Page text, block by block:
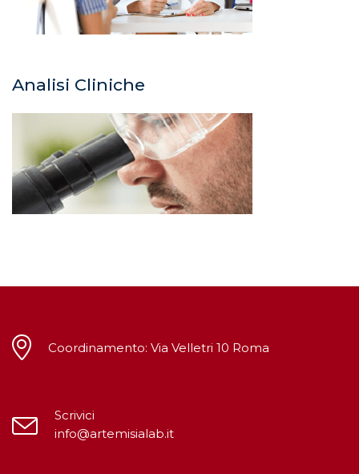
Analisi Cliniche
Coordinamento: Via Velletri 10 Roma
Scrivici
info@artemisialab.it